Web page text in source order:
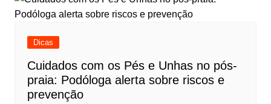
Dicas
Cuidados com os Pés e Unhas no pós-
praia: Podóloga alerta sobre riscos e
prevenção